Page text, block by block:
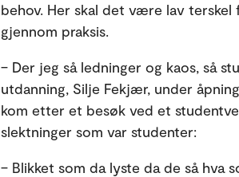
behov. Her skal det være lav
gjennom praksis.
– Der jeg så ledninger og kaos, så
utdanning, Silje Fekjær, under
kom etter et besøk ved et
slektninger som var studenter:
– Blikket som da lyste da de så hva